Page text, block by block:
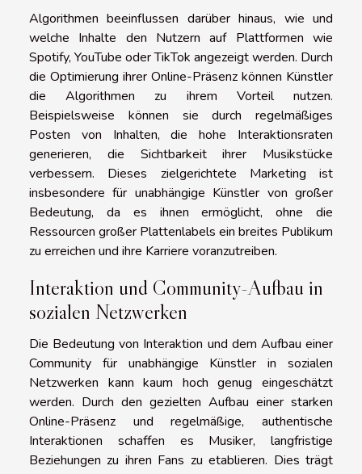
Algorithmen beeinflussen darüber hinaus, wie und
welche Inhalte den Nutzern auf Plattformen wie
Spotify, YouTube oder TikTok angezeigt werden. Durch
die Optimierung ihrer Online-Präsenz können Künstler
die Algorithmen zu ihrem Vorteil nutzen.
Beispielsweise können sie durch regelmäßiges
Posten von Inhalten, die hohe Interaktionsraten
generieren, die Sichtbarkeit ihrer Musikstücke
verbessern. Dieses zielgerichtete Marketing ist
insbesondere für unabhängige Künstler von großer
Bedeutung, da es ihnen ermöglicht, ohne die
Ressourcen großer Plattenlabels ein breites Publikum
zu erreichen und ihre Karriere voranzutreiben.
Interaktion und Community-Aufbau in
sozialen Netzwerken
Die Bedeutung von Interaktion und dem Aufbau einer
Community für unabhängige Künstler in sozialen
Netzwerken kann kaum hoch genug eingeschätzt
werden. Durch den gezielten Aufbau einer starken
Online-Präsenz und regelmäßige, authentische
Interaktionen schaffen es Musiker, langfristige
Beziehungen zu ihren Fans zu etablieren. Dies trägt